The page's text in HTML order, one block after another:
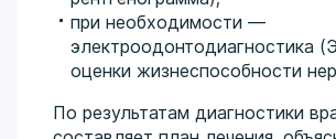
при необходимости —
электроодонтодиагностика
оценки жизнеспособности
По результатам диагностики